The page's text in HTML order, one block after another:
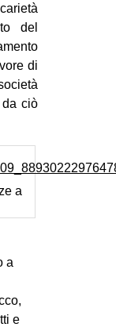
del
di
da ciò
a
a
e